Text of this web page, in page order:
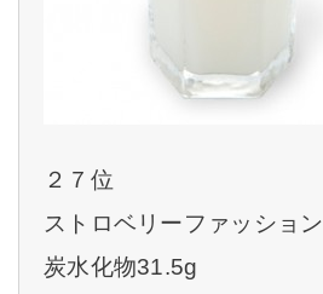
２７位
ストロベリーファッション
炭水化物31.5g